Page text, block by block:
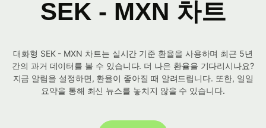
SEK - MXN 차트
대화형 SEK - MXN 차트는 실시간 기준 환율을 사용하며 최근 5년
간의 과거 데이터를 볼 수 있습니다. 더 나은 환율을 기다리시나요?
지금 알림을 설정하면, 환율이 좋아질 때 알려드립니다. 또한, 일일
요약을 통해 최신 뉴스를 놓치지 않을 수 있습니다.